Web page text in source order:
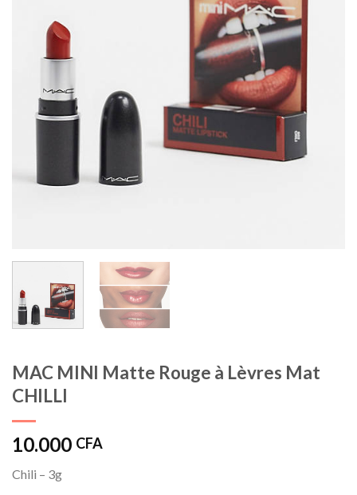
MAC MINI Matte Rouge à Lèvres Mat
CHILLI
10.000 CFA
Chili – 3g